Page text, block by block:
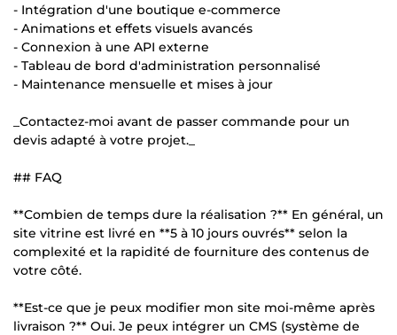
- Intégration d'une boutique e-commerce
- Animations et effets visuels avancés
- Connexion à une API externe
- Tableau de bord d'administration personnalisé
- Maintenance mensuelle et mises à jour
_Contactez-moi avant de passer commande pour un
devis adapté à votre projet._
## FAQ
**Combien de temps dure la réalisation ?** En général, un
site vitrine est livré en **5 à 10 jours ouvrés** selon la
complexité et la rapidité de fourniture des contenus de
votre côté.
**Est-ce que je peux modifier mon site moi-même après
livraison ?** Oui. Je peux intégrer un CMS (système de